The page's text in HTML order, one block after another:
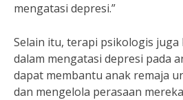
mengatasi depresi.”
Selain itu, terapi psikologis juga
dalam mengatasi depresi pada
dapat membantu anak remaja
dan mengelola perasaan